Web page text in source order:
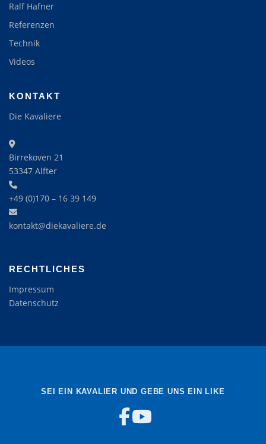
Ralf Hafner
Referenzen
Technik
Videos
KONTAKT
Die Kavaliere
Birrekoven 21
53347 Alfter
+49 (0)170 – 16 39 149‬
kontakt@diekavaliere.de
RECHTLICHES
Impressum
Datenschutz
SEI EIN KAVALIER UND GEBE UNS EIN LIKE